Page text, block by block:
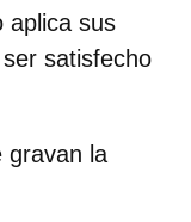
aplica sus
satisfecho
gravan la